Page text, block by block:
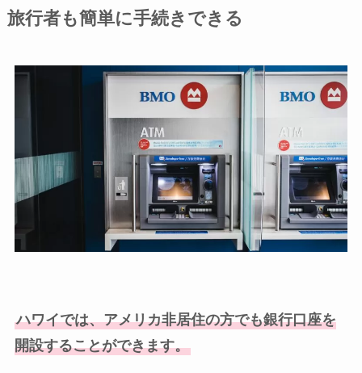
旅行者も簡単に手続きできる
ハワイでは、アメリカ非居住の方でも銀行口座を
開設することができます。